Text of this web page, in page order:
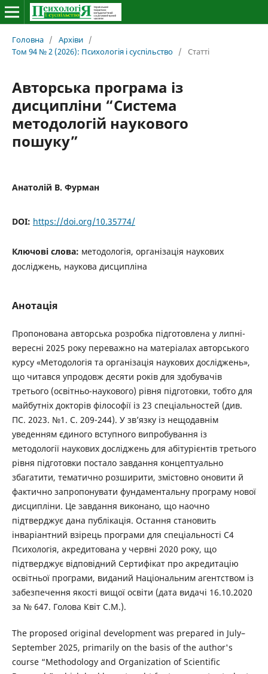
Головна / Архіви /
Том 94 № 2 (2026): Психологія і суспільство / Статті
Авторська програма із
дисципліни “Система
методологій наукового
пошуку”
Анатолій В. Фурман
DOI: https://doi.org/10.35774/
Ключові слова: методологія, організація наукових
досліджень, наукова дисципліна
Анотація
Пропонована авторська розробка підготовлена у липні-
вересні 2025 року переважно на матеріалах авторського
курсу «Методологія та організація наукових досліджень»,
що читався упродовж десяти років для здобувачів
третього (освітньо-наукового) рівня підготовки, тобто для
майбутніх докторів філософії із 23 спеціальностей (див.
ПС. 2023. №1. С. 209-244). У зв’язку із нещодавнім
уведенням єдиного вступного випробування із
методології наукових досліджень для абітурієнтів третього
рівня підготовки постало завдання концептуально
збагатити, тематично розширити, змістовно оновити й
фактично запропонувати фундаментальну програму нової
дисципліни. Це завдання виконано, що наочно
підтверджує дана публікація. Остання становить
інваріантний взірець програми для спеціальності С4
Психологія, акредитована у червні 2020 року, що
підтверджує відповідний Сертифікат про акредитацію
освітньої програми, виданий Національним агентством із
забезпечення якості вищої освіти (дата видачі 16.10.2020
за № 647. Голова Квіт С.М.).
The proposed original development was prepared in July–
September 2025, primarily on the basis of the author's
course “Methodology and Organization of Scientific